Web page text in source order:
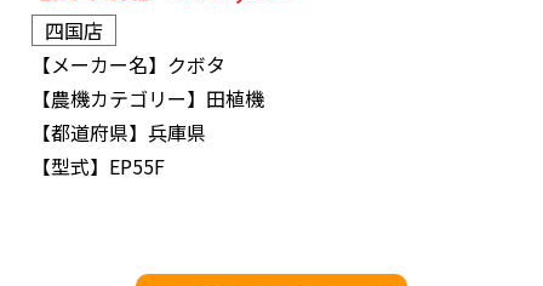
四国店
【メーカー名】 クボタ
【農機カテゴリー】 田植機
【都道府県】 兵庫県
【型式】 EP55F